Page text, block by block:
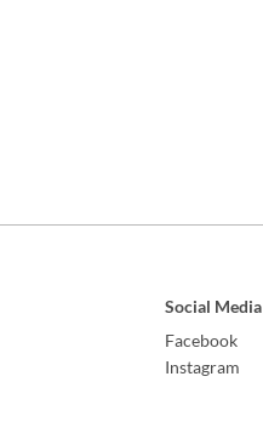
Social Media
Facebook
Instagram